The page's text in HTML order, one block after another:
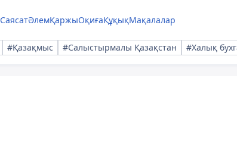
СаясатӘлемҚаржыОқиғаҚұқықМақалалар
#Қазақмыс #Салыстырмалы Қазақстан #Халық